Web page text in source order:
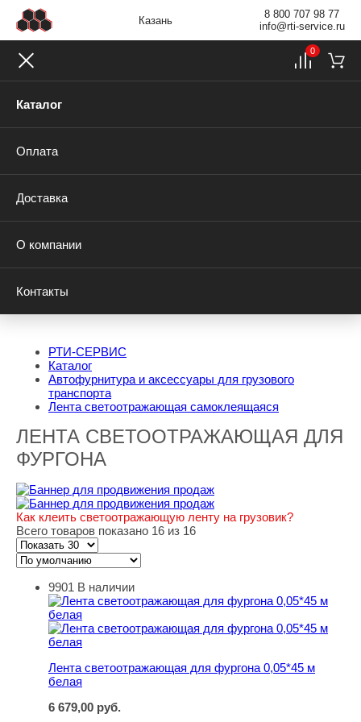
Казань
8 800 707 98 77
info@rti-service.ru
Каталог
Оплата
Доставка
О компании
Контакты
0
РТИ-СЕРВИС
Каталог
Автофурнитура и аксессуары для грузового
транспорта
Лента светоотражающая самоклеящаяся
ЛЕНТА СВЕТООТРАЖАЮЩАЯ ДЛЯ
ФУРГОНА
Как клеить светоотражающую ленту на грузовик?
Всего товаров показано 16 из 16
Лента светоотражающая для фургона 0,05*45 м белая
9901 В наличии
Лента светоотражающая для фургона 0,05*45 м
белая
6 679,00 руб.